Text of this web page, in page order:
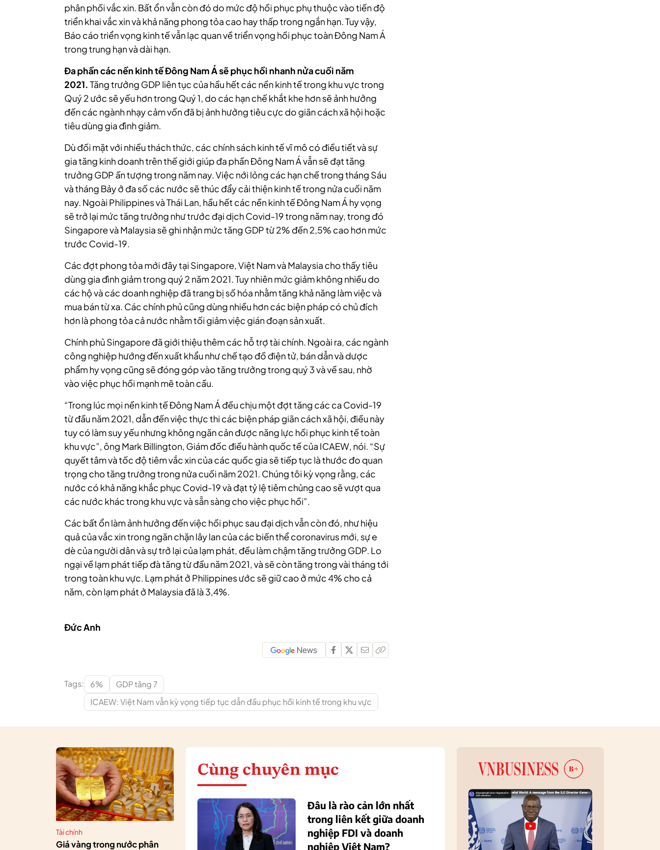
phân phối vắc xin. Bất ổn vẫn còn đó do mức độ hồi phục phụ thuộc vào tiến độ
triển khai vắc xin và khả năng phong tỏa cao hay thấp trong ngắn hạn. Tuy vậy,
Báo cáo triển vọng kinh tế vẫn lạc quan về triển vọng hồi phục toàn Đông Nam Á
trong trung hạn và dài hạn.
Đa phần các nền kinh tế Đông Nam Á sẽ phục hồi nhanh nửa cuối năm
2021. Tăng trưởng GDP liên tục của hầu hết các nền kinh tế trong khu vực trong
Quý 2 ước sẽ yếu hơn trong Quý 1, do các hạn chế khắt khe hơn sẽ ảnh hưởng
đến các ngành nhạy cảm vốn đã bị ảnh hưởng tiêu cực do giãn cách xã hội hoặc
tiêu dùng gia đình giảm.
Dù đối mặt với nhiều thách thức, các chính sách kinh tế vĩ mô có điều tiết và sự
gia tăng kinh doanh trên thế giới giúp đa phần Đông Nam Á vẫn sẽ đạt tăng
trưởng GDP ấn tượng trong năm nay. Việc nới lỏng các hạn chế trong tháng Sáu
và tháng Bảy ở đa số các nước sẽ thúc đẩy cải thiện kinh tế trong nửa cuối năm
nay. Ngoài Philippines và Thái Lan, hầu hết các nền kinh tế Đông Nam Á hy vọng
sẽ trở lại mức tăng trưởng như trước đại dịch Covid-19 trong năm nay, trong đó
Singapore và Malaysia sẽ ghi nhận mức tăng GDP từ 2% đến 2,5% cao hơn mức
trước Covid-19.
Các đợt phong tỏa mới đây tại Singapore, Việt Nam và Malaysia cho thấy tiêu
dùng gia đình giảm trong quý 2 năm 2021. Tuy nhiên mức giảm không nhiều do
các hộ và các doanh nghiệp đã trang bị số hóa nhằm tăng khả năng làm việc và
mua bán từ xa. Các chính phủ cũng dùng nhiều hơn các biện pháp có chủ đích
hơn là phong tỏa cả nước nhằm tối giảm việc gián đoạn sản xuất.
Chính phủ Singapore đã giới thiệu thêm các hỗ trợ tài chính. Ngoài ra, các ngành
công nghiệp hướng đến xuất khẩu như chế tạo đồ điện tử, bán dẫn và dược
phẩm hy vọng cũng sẽ đóng góp vào tăng trưởng trong quý 3 và về sau, nhờ
vào việc phục hồi mạnh mẽ toàn cầu.
“Trong lúc mọi nền kinh tế Đông Nam Á đều chịu một đợt tăng các ca Covid-19
từ đầu năm 2021, dẫn đến việc thực thi các biện pháp giãn cách xã hội, điều này
tuy có làm suy yếu nhưng không ngăn cản được năng lực hồi phục kinh tế toàn
khu vực”, ông Mark Billington, Giám đốc điều hành quốc tế của ICAEW, nói. “Sự
quyết tâm và tốc độ tiêm vắc xin của các quốc gia sẽ tiếp tục là thước đo quan
trọng cho tăng trưởng trong nửa cuối năm 2021. Chúng tôi kỳ vọng rằng, các
nước có khả năng khắc phục Covid-19 và đạt tỷ lệ tiêm chủng cao sẽ vượt qua
các nước khác trong khu vực và sẵn sàng cho việc phục hồi”.
Các bất ổn làm ảnh hưởng đến việc hồi phục sau đại dịch vẫn còn đó, như hiệu
quả của vắc xin trong ngăn chặn lây lan của các biến thể coronavirus mới, sự e
dè của người dân và sự trở lại của lạm phát, đều làm chậm tăng trưởng GDP. Lo
ngại về lạm phát tiếp đà tăng từ đầu năm 2021, và sẽ còn tăng trong vài tháng tới
trong toàn khu vực. Lạm phát ở Philippines ước sẽ giữ cao ở mức 4% cho cả
năm, còn lạm phát ở Malaysia đã là 3,4%.
Đức Anh
Tags: 6%
GDP tăng 7
ICAEW: Việt Nam vẫn kỳ vọng tiếp tục dẫn đầu phục hồi kinh tế trong khu vực
Tài chính
Giá vàng trong nước phân
Cùng chuyên mục
Đâu là rào cản lớn nhất
trong liên kết giữa doanh
nghiệp FDI và doanh
nghiệp Việt Nam?